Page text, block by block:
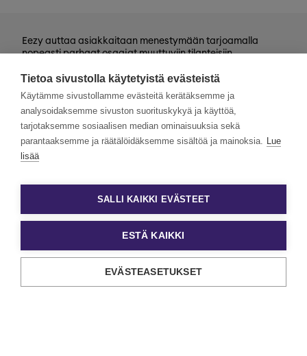
Eezy auttaa asiakkaitaan menestymään tarjoamalla
nopeasti parhaat osaajat muuttuviin tilanteisiin
kevytyrittäjyys ja muut työelämän
asiantuntijapalvelumme tarjoavat monipuolisimmat keinot
työn ja tekijöiden kohtaamiseen.
Haluamme rakentaa monimuotoista ja yhdenvertaista
Eezyä. Toivomme hakemuksia kaikenlaisista taustoista
tulevilta päteviltä hakijoilta. Noudatamme aina tasa-
arvoista ja läpinäkyvää rekrytointiprosessia. Uskomme
Tietoa sivustolla käytetyistä evästeistä
Käytämme sivustollamme evästeitä kerätäksemme ja
analysoidaksemme sivuston suorituskykyä ja käyttöä,
tarjotaksemme sosiaalisen median ominaisuuksia sekä
parantaaksemme ja räätälöidäksemme sisältöä ja mainoksia. Lue
lisää
SALLI KAIKKI EVÄSTEET
ESTÄ KAIKKI
EVÄSTEASETUKSET